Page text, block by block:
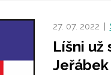
27. 07. 2022
Líšni už
Jeřábek